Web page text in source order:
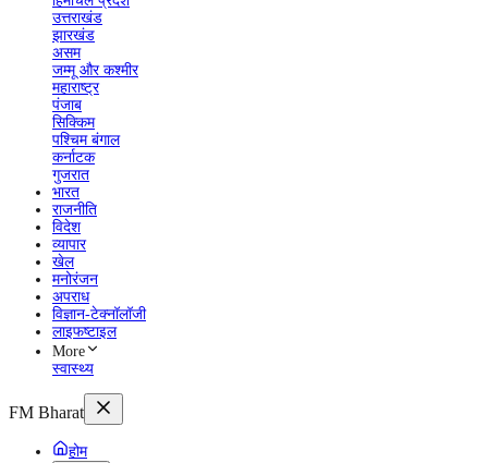
उत्तराखंड
झारखंड
असम
जम्मू और कश्मीर
महाराष्ट्र
पंजाब
सिक्किम
पश्चिम बंगाल
कर्नाटक
गुजरात
भारत
राजनीति
विदेश
व्यापार
खेल
मनोरंजन
अपराध
विज्ञान-टेक्नॉलॉजी
लाइफष्टाइल
More
स्वास्थ्य
FM Bharat
होम